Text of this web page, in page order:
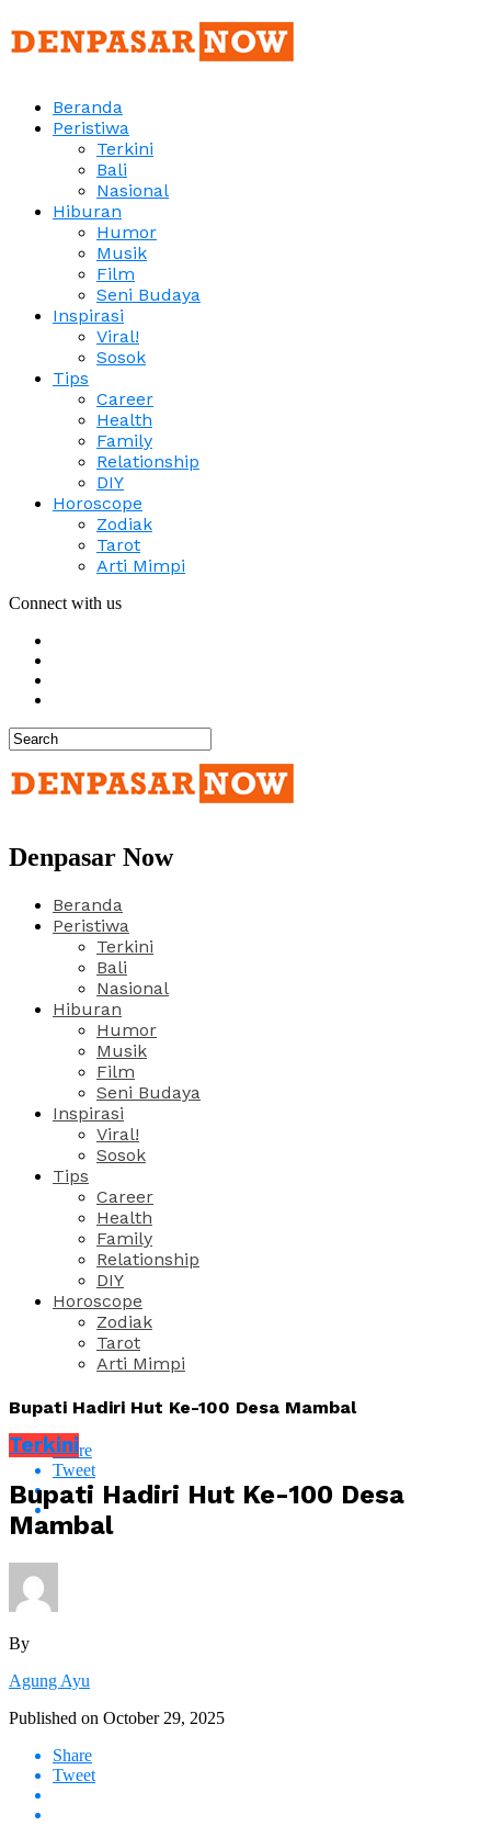
Beranda
Peristiwa
Terkini
Bali
Nasional
Hiburan
Humor
Musik
Film
Seni Budaya
Inspirasi
Viral!
Sosok
Tips
Career
Health
Family
Relationship
DIY
Horoscope
Zodiak
Tarot
Arti Mimpi
Connect with us
Denpasar Now
Beranda
Peristiwa
Terkini
Bali
Nasional
Hiburan
Humor
Musik
Film
Seni Budaya
Inspirasi
Viral!
Sosok
Tips
Career
Health
Family
Relationship
DIY
Horoscope
Zodiak
Tarot
Arti Mimpi
Bupati Hadiri Hut Ke-100 Desa Mambal
Share
Tweet
Terkini
Bupati Hadiri Hut Ke-100 Desa
Mambal
By
Agung Ayu
Published on October 29, 2025
Share
Tweet